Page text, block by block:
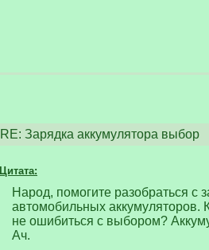
RE: Зарядка аккумулятора выбор
Цитата:
Народ, помогите разобраться с
автомобильных аккумуляторов.
не ошибиться с выбором?
Ач.